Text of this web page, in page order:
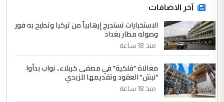
ابا فرات ...
الموضوع :
الجواهري يرد على صدام حسين سل
مضجعيك يابن الزنا (نص كامل)
حيدر عاشور
التعليق : تحياتي لك استاذ حامدتركان. كلام
دقيق ومسؤول؛ فالاستثمار الحقيقي للإنسان
آخر الاضافات
الاستخبارات تستدرج إرهابياً من تركيا وتطيح به فور
وصوله مطار بغداد
منذ 18 ساعة
مغالاة "فلكية" في مصفى كربلاء.. نواب بدأوا
"نبش" العقود وتقديمها للزيدي
منذ 18 ساعة